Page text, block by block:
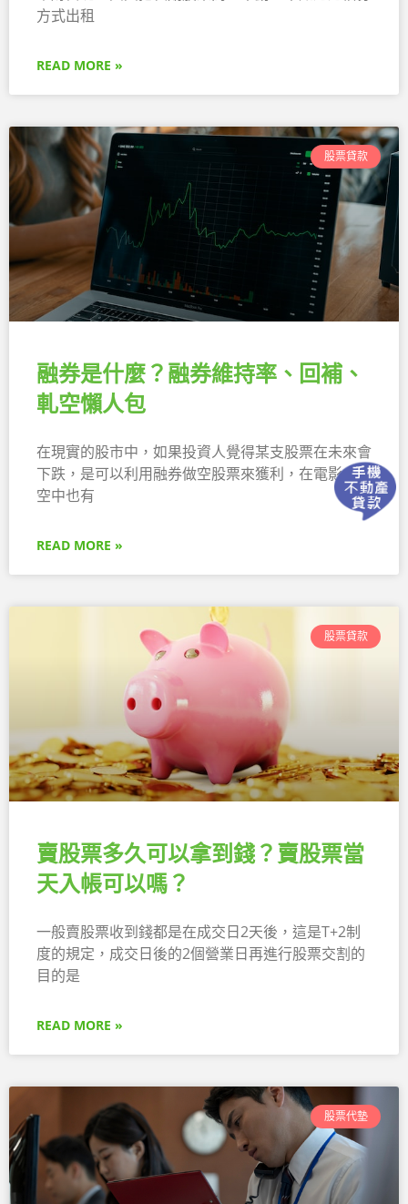
方式出租
READ MORE »
股票貸款
融券是什麼？融券維持率、回補、
軋空懶人包
在現實的股市中，如果投資人覺得某支股票在未來會
下跌，是可以利用融券做空股票來獲利，在電影大賣
空中也有
READ MORE »
股票貸款
賣股票多久可以拿到錢？賣股票當
天入帳可以嗎？
一般賣股票收到錢都是在成交日2天後，這是T+2制
度的規定，成交日後的2個營業日再進行股票交割的
目的是
READ MORE »
股票代墊